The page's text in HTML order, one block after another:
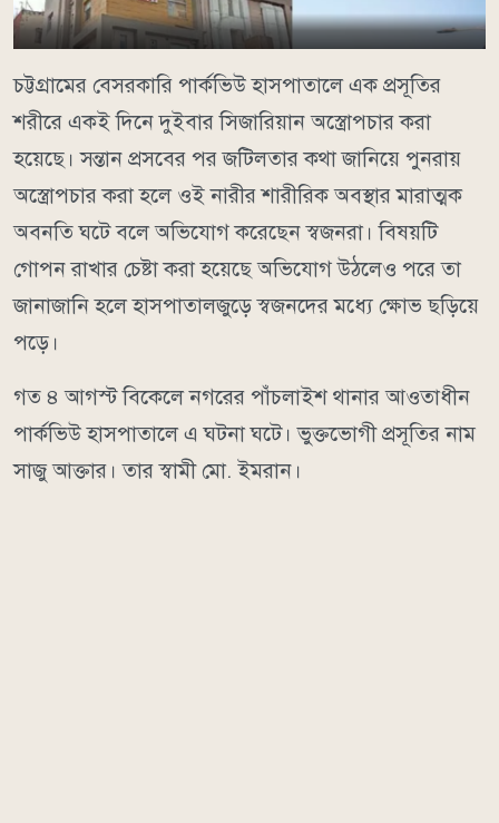
চট্টগ্রামের বেসরকারি পার্কভিউ হাসপাতালে এক প্রসূতির
শরীরে একই দিনে দুইবার সিজারিয়ান অস্ত্রোপচার করা
হয়েছে। সন্তান প্রসবের পর জটিলতার কথা জানিয়ে পুনরায়
অস্ত্রোপচার করা হলে ওই নারীর শারীরিক অবস্থার মারাত্মক
অবনতি ঘটে বলে অভিযোগ করেছেন স্বজনরা। বিষয়টি
গোপন রাখার চেষ্টা করা হয়েছে অভিযোগ উঠলেও পরে তা
জানাজানি হলে হাসপাতালজুড়ে স্বজনদের মধ্যে ক্ষোভ ছড়িয়ে
পড়ে।
গত ৪ আগস্ট বিকেলে নগরের পাঁচলাইশ থানার আওতাধীন
পার্কভিউ হাসপাতালে এ ঘটনা ঘটে। ভুক্তভোগী প্রসূতির নাম
সাজু আক্তার। তার স্বামী মো. ইমরান।